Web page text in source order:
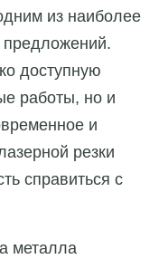
из наиболее
предложений.
доступную
работы, но и
и
резки
справиться с
металла